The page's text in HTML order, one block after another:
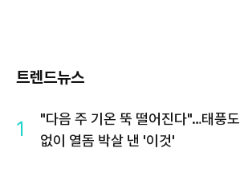
트렌드뉴스
1
"다음 주 기온 뚝 떨어진다"…태풍도
없이 열돔 박살 낸 '이것'